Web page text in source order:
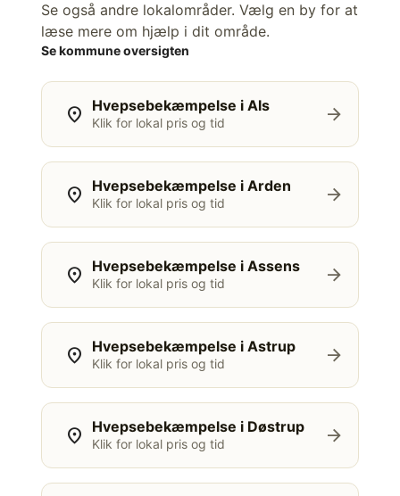
Se også andre lokalområder. Vælg en by for at
læse mere om hjælp i dit område.
Se kommune oversigten
location_on Hvepsebekæmpelse i Als
Klik for lokal pris og tid arrow_forward
location_on Hvepsebekæmpelse i Arden
Klik for lokal pris og tid arrow_forward
location_on Hvepsebekæmpelse i Assens
Klik for lokal pris og tid arrow_forward
location_on Hvepsebekæmpelse i Astrup
Klik for lokal pris og tid arrow_forward
location_on Hvepsebekæmpelse i Døstrup
Klik for lokal pris og tid arrow_forward